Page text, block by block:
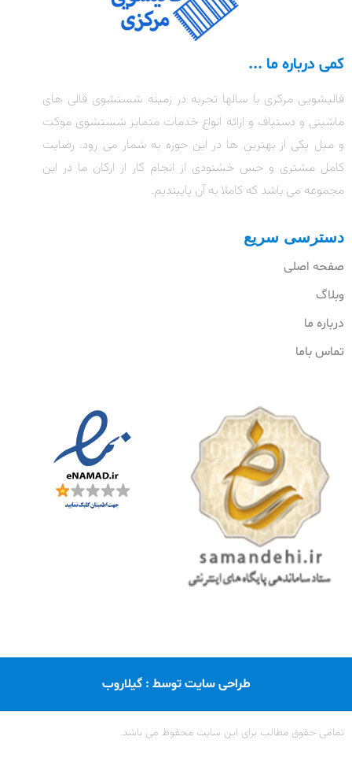
کمی درباره ما ...
قالیشویی مرکزی با سالها تجربه در زمینه شستشوی قالی های
ماشینی و دستباف و ارائه انواع خدمات متمایز شستشوی موکت
و مبل یکی از بهترین ها در این حوزه به شمار می رود. رضایت
کامل مشتری و حس خشنودی از انجام کار از ارکان ما در این
مجموعه می باشد که کاملا به آن پایبندیم.
دسترسی سریع
صفحه اصلی
وبلاگ
درباره ما
تماس باما
طراحی سایت توسط : گیلاروب
تمامی حقوق مطالب برای این سایت محفوظ می باشد.